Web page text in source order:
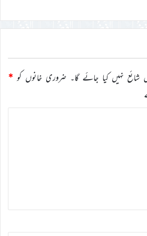
نہیں کیا جائے گا۔ ضروری خانوں کو *